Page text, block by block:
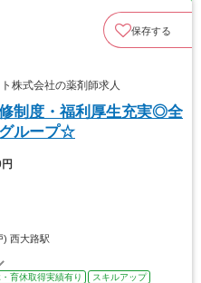
保存する
株式会社の薬剤師求人
制度・福利厚生充実◎全
ループ☆
) 西大路駅
育休取得実績有り
スキルアップ